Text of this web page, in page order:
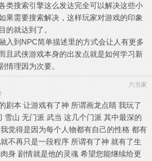
类搜索引擎这么发达完全可以解决这些小
果需要搜索解决，这样玩家对游戏的印象
的就达到了。
入到NPC简单描述里的方式会让人有更多
且武侠游戏本身的出发点就是如何学习新
情理因为次要。
六当家
剧本 让游戏有了神 所谓画龙点睛 我玩了
雪山 无门派 武当 这几个门派 其中最深的
觉得是因为每个人物都有自己的性格 都有
不再只是一段程序 所谓有了神 就有了生
身 剧情就是他的灵魂 希望您能继续给更